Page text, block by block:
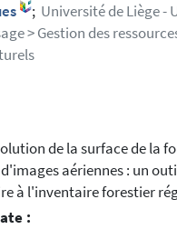
; Université de Liège -
> Gestion des
de la surface de la
aériennes : un
à l'inventaire forestier
: